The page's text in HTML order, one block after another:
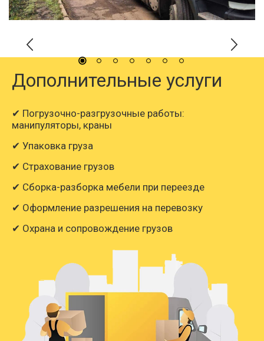
Дополнительные услуги
✔ Погрузочно-разгрузочные работы:
манипуляторы, краны
✔ Упаковка груза
✔ Страхование грузов
✔ Сборка-разборка мебели при переезде
✔ Оформление разрешения на перевозку
✔ Охрана и сопровождение грузов